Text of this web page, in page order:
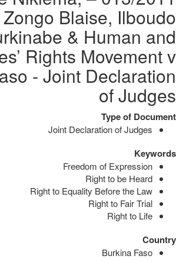
Blaise, Ilboudo
& Human and
Rights Movement v
- Joint Declaration
of Judges
Type of Document
Joint Declaration of Judges
Keywords
Freedom of Expression
Right to be Heard
Right to Equality Before the Law
Right to Fair Trial
Right to Life
Country
Burkina Faso